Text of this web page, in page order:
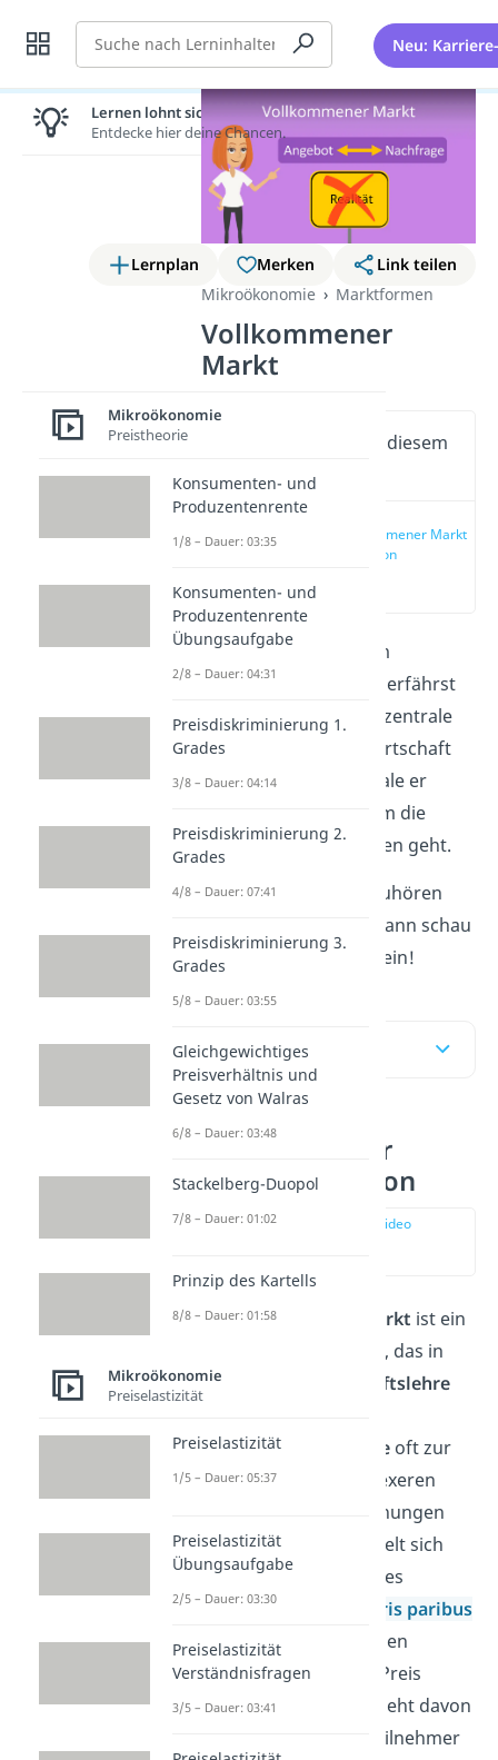
Suche Neu:
Lernplan Merken
Link teilen
Mikroökonomie
Marktformen
Vollkommener
Markt
Wichtige Inhalte in diesem
Vollkommener Markt
Definition
In diesem Beitrag zum
vollkommenen Markt erfährst
du, warum er so eine zentrale
Rolle in der Gesamtwirtschaft
spielt, welche Merkmale er
besitzt und wie bei ihm die
Preisbildung vonstatten geht.
Durch zusehen und zuhören
lernst du schneller? Dann schau
doch in unserVideo rein!
Inhaltsübersicht
Vollkommener
Markt Definition
zur Stelle im Video
Dervollkommene Markt ist ein
, das in
der
Betriebswirtschaftslehre
Volkswirtschaftslehre oft zur
Erklärung von komplexeren
Konzepten und Beziehungen
genutzt wird. Es handelt sich
dabei um eine Form des
Marktes, bei der
ceteris paribus
alle kaufentscheidenden
Faktoren bis auf den Preis
unwichtig sind. Man geht davon
aus, dass alle Marktteilnehmer
Lernen lohnt sich!
Entdecke hier deine Chancen.
Mikroökonomie
Preistheorie
Konsumenten- und
Produzentenrente
1/8 – Dauer: 03:35
Konsumenten- und
Produzentenrente
Übungsaufgabe
2/8 – Dauer: 04:31
Preisdiskriminierung 1.
Grades
3/8 – Dauer: 04:14
Preisdiskriminierung 2.
Grades
4/8 – Dauer: 07:41
Preisdiskriminierung 3.
Grades
5/8 – Dauer: 03:55
Gleichgewichtiges
Preisverhältnis und
Gesetz von Walras
6/8 – Dauer: 03:48
Stackelberg-Duopol
7/8 – Dauer: 01:02
Prinzip des Kartells
8/8 – Dauer: 01:58
Mikroökonomie
Preiselastizität
Preiselastizität
1/5 – Dauer: 05:37
Preiselastizität
Übungsaufgabe
2/5 – Dauer: 03:30
Preiselastizität
Verständnisfragen
3/5 – Dauer: 03:41